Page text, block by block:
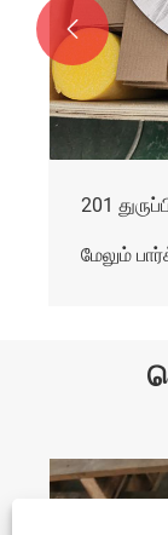
201
மேலும்
